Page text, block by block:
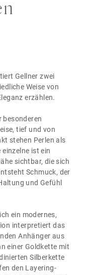
Gellner zwei
Weise von
erzählen.
besonderen
tief und von
stehen Perlen als
ist ein
sichtbar, die sich
Schmuck, der
und Gefühl
ein modernes,
interpretiert das
Anhänger aus
einer Goldkette mit
Silberkette
den Layering-